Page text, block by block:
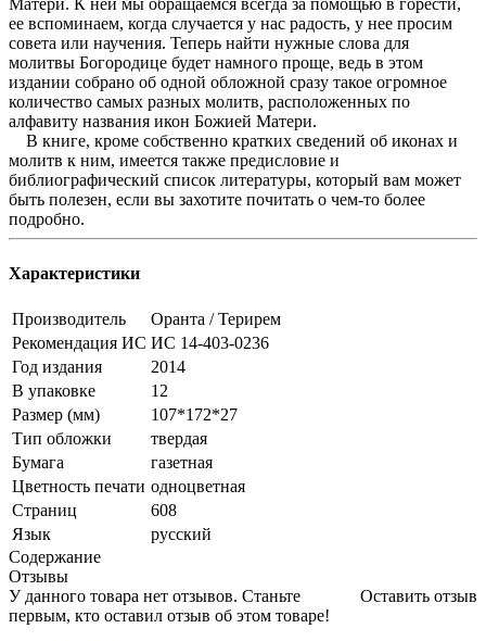
Матери. К ней мы обращаемся всегда за помощью в горести,
ее вспоминаем, когда случается у нас радость, у нее просим
совета или научения. Теперь найти нужные слова для
молитвы Богородице будет намного проще, ведь в этом
издании собрано об одной обложной сразу такое огромное
количество самых разных молитв, расположенных по
алфавиту названия икон Божией Матери.
В книге, кроме собственно кратких сведений об иконах и
молитв к ним, имеется также предисловие и
библиографический список литературы, который вам может
быть полезен, если вы захотите почитать о чем-то более
подробно.
Характеристики
Производитель
Оранта / Терирем
Рекомендация ИС ИС 14-403-0236
Год издания
2014
В упаковке
12
Размер (мм)
107*172*27
Тип обложки
твердая
Бумага
газетная
Цветность печати одноцветная
Страниц
608
Язык
русский
Содержание
Отзывы
Оставить отзыв
У данного товара нет отзывов. Станьте
первым, кто оставил отзыв об этом товаре!